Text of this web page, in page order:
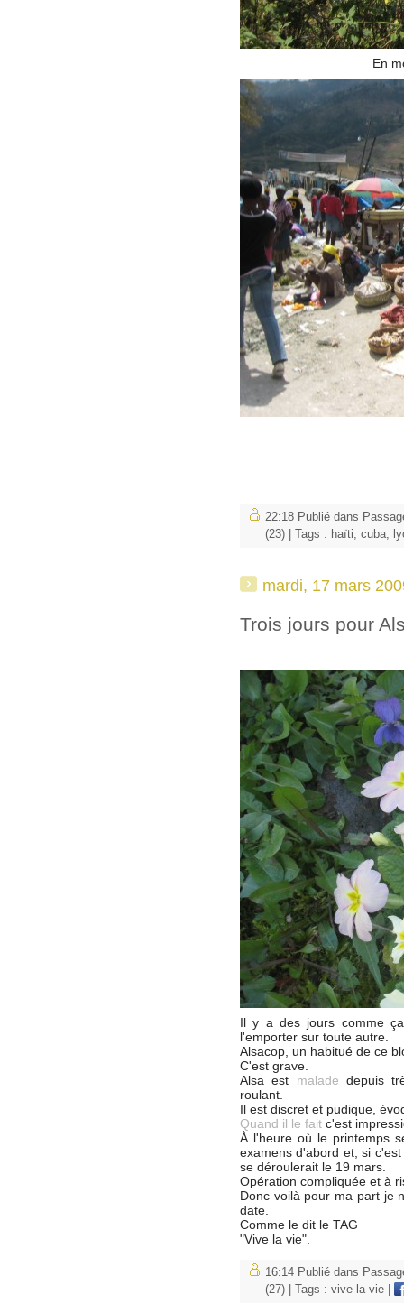
En
22:18 Publié dans
(23) | Tags : haïti, cuba,
mardi, 17 mars
Trois jours pour
Il y a des jours comme
l'emporter sur toute autre.
Alsacop, un habitué de ce
C'est grave.
Alsa est malade depuis
roulant.
Il est discret et pudique,
Quand il le fait c'est
À l'heure où le printemps
examens d'abord et, si
se déroulerait le 19 mars.
Opération compliquée et à
Donc voilà pour ma part je
date.
Comme le dit le TAG
"Vive la vie".
16:14 Publié dans
(27) | Tags : vive la vie